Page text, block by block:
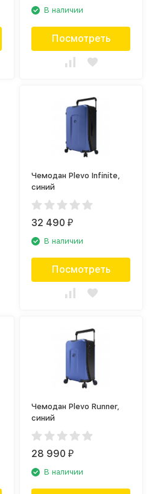
В наличии
Посмотреть
Чемодан Plevo Infinite,
синий
32 490₽
В наличии
Посмотреть
Чемодан Plevo Runner,
синий
28 990₽
В наличии